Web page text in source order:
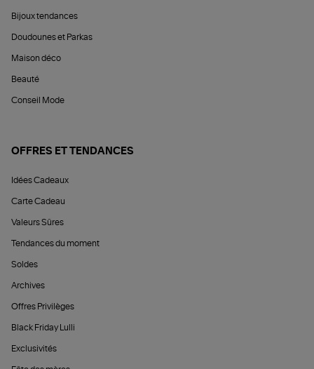
Bijoux tendances
Doudounes et Parkas
Maison déco
Beauté
Conseil Mode
OFFRES ET TENDANCES
Idées Cadeaux
Carte Cadeau
Valeurs Sûres
Tendances du moment
Soldes
Archives
Offres Privilèges
Black Friday Lulli
Exclusivités